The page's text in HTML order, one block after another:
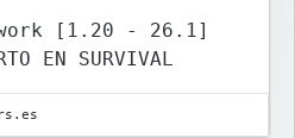
[1.20 - 26.1]
EN SURVIVAL